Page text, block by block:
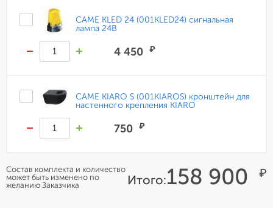
CAME KLED 24 (001KLED24) сигнальная
лампа 24В
4 450 ₽
CAME KIARO S (001KIAROS) кронштейн для
настенного крепления KIARO
750 ₽
Состав комплекта и количество
может быть изменено по
желанию Заказчика
Итого:158 900 ₽